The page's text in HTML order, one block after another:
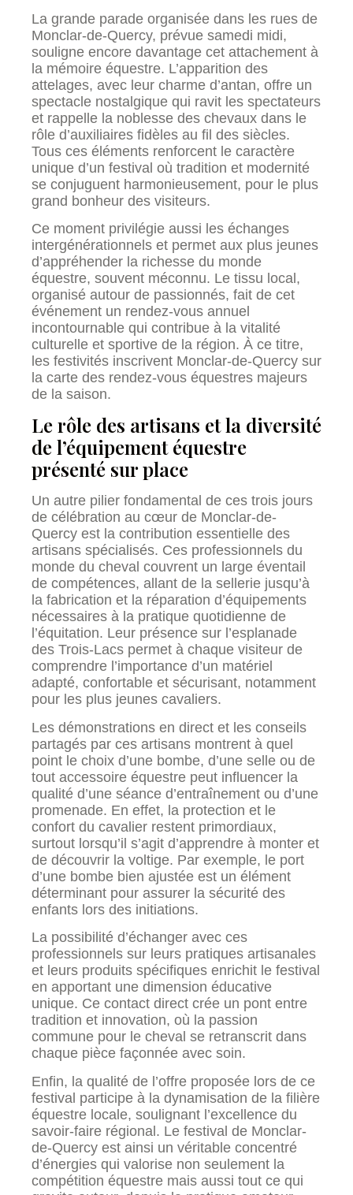
La grande parade organisée dans les rues de
Monclar-de-Quercy, prévue samedi midi,
souligne encore davantage cet attachement à
la mémoire équestre. L’apparition des
attelages, avec leur charme d’antan, offre un
spectacle nostalgique qui ravit les spectateurs
et rappelle la noblesse des chevaux dans le
rôle d’auxiliaires fidèles au fil des siècles.
Tous ces éléments renforcent le caractère
unique d’un festival où tradition et modernité
se conjuguent harmonieusement, pour le plus
grand bonheur des visiteurs.
Ce moment privilégie aussi les échanges
intergénérationnels et permet aux plus jeunes
d’appréhender la richesse du monde
équestre, souvent méconnu. Le tissu local,
organisé autour de passionnés, fait de cet
événement un rendez-vous annuel
incontournable qui contribue à la vitalité
culturelle et sportive de la région. À ce titre,
les festivités inscrivent Monclar-de-Quercy sur
la carte des rendez-vous équestres majeurs
de la saison.
Le rôle des artisans et la diversité
de l’équipement équestre
présenté sur place
Un autre pilier fondamental de ces trois jours
de célébration au cœur de Monclar-de-
Quercy est la contribution essentielle des
artisans spécialisés. Ces professionnels du
monde du cheval couvrent un large éventail
de compétences, allant de la sellerie jusqu’à
la fabrication et la réparation d’équipements
nécessaires à la pratique quotidienne de
l’équitation. Leur présence sur l’esplanade
des Trois-Lacs permet à chaque visiteur de
comprendre l’importance d’un matériel
adapté, confortable et sécurisant, notamment
pour les plus jeunes cavaliers.
Les démonstrations en direct et les conseils
partagés par ces artisans montrent à quel
point le choix d’une bombe, d’une selle ou de
tout accessoire équestre peut influencer la
qualité d’une séance d’entraînement ou d’une
promenade. En effet, la protection et le
confort du cavalier restent primordiaux,
surtout lorsqu’il s’agit d’apprendre à monter et
de découvrir la voltige. Par exemple, le port
d’une bombe bien ajustée est un élément
déterminant pour assurer la sécurité des
enfants lors des initiations.
La possibilité d’échanger avec ces
professionnels sur leurs pratiques artisanales
et leurs produits spécifiques enrichit le festival
en apportant une dimension éducative
unique. Ce contact direct crée un pont entre
tradition et innovation, où la passion
commune pour le cheval se retranscrit dans
chaque pièce façonnée avec soin.
Enfin, la qualité de l’offre proposée lors de ce
festival participe à la dynamisation de la filière
équestre locale, soulignant l’excellence du
savoir-faire régional. Le festival de Monclar-
de-Quercy est ainsi un véritable concentré
d’énergies qui valorise non seulement la
compétition équestre mais aussi tout ce qui